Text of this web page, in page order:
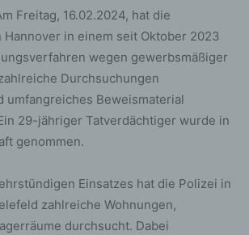
Freitag, 16.02.2024, hat die
in einem seit Oktober 2023
wegen gewerbsmäßiger
Durchsuchungen
umfangreiches Beweismaterial
29-jähriger Tatverdächtiger wurde in
genommen.
Einsatzes hat die Polizei in
zahlreiche Wohnungen,
durchsucht. Dabei